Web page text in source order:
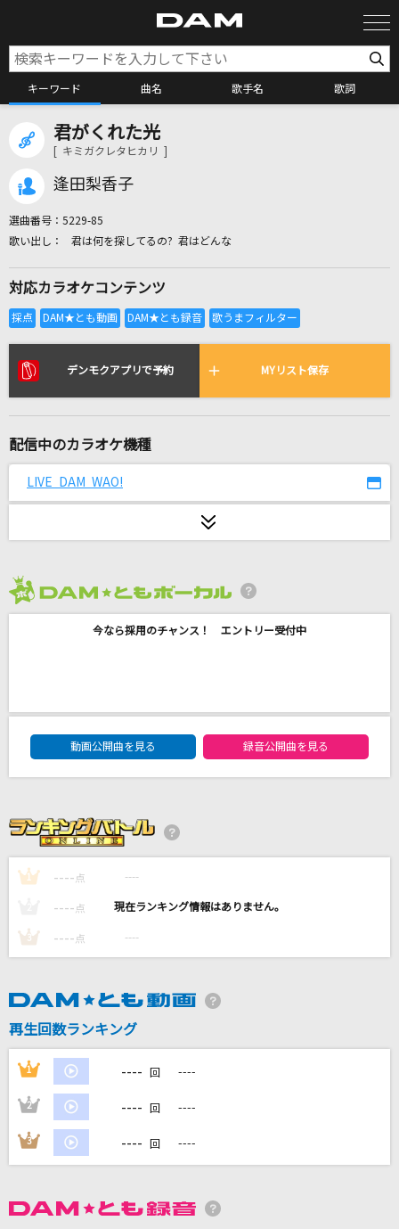
キーワード 曲名 歌手名 歌詞
カラオケ検索
全国りれき
リアルタイムで歌われている曲の一覧
天体観測
怪獣の花唄
r-906 feat.初音ミク
Good Life
米津玄師
[生音]Material Girl [マテリアル・ガール]
好きすぎて滅！
ACE COLLECTION
カラオケ最新情報をチェック！
君がくれた光
[ キミガクレタヒカリ ]
逢田梨香子
選曲番号： 5229-85
君は何を探してるの? 君はどんな
対応カラオケコンテンツ
デンモクアプリで予約 MYリスト保存
配信中のカラオケ機種
LIVE DAM WAO!
今なら採用のチャンス！ エントリー受付中
DAM★ともボーカルエントリーランキング
動画公開曲を見る
録音公開曲を見る
1 ---- 点 ----
---- 点 ----
3 ---- 点 ----
再生回数ランキング
1 ---- 回 ----
2 ---- 回 ----
3 ---- 回 ----